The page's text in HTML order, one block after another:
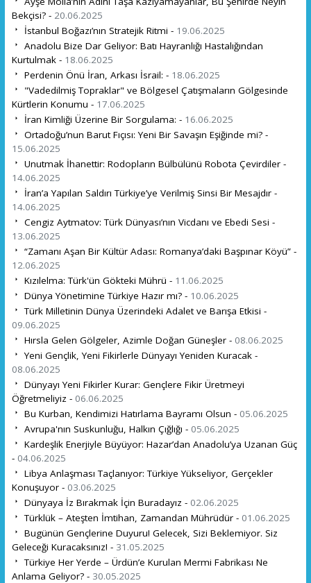
Bekçisi? - 20.06.2025
İstanbul Boğazı’nın Stratejik Ritmi - 19.06.2025
Anadolu Bize Dar Geliyor: Batı Hayranlığı Hastalığından
Kurtulmak - 18.06.2025
Perdenin Önü İran, Arkası İsrail: - 18.06.2025
"Vadedilmiş Topraklar" ve Bölgesel Çatışmaların Gölgesinde
Kürtlerin Konumu - 17.06.2025
İran Kimliği Üzerine Bir Sorgulama: - 16.06.2025
Ortadoğu’nun Barut Fıçısı: Yeni Bir Savaşın Eşiğinde mi? -
15.06.2025
Unutmak İhanettir: Rodopların Bülbülünü Robota Çevirdiler -
14.06.2025
İran’a Yapılan Saldırı Türkiye’ye Verilmiş Sinsi Bir Mesajdır -
14.06.2025
Cengiz Aytmatov: Türk Dünyası’nın Vicdanı ve Ebedi Sesi -
13.06.2025
“Zamanı Aşan Bir Kültür Adası: Romanya’daki Başpınar Köyü” -
12.06.2025
Kızılelma: Türk'ün Gökteki Mührü - 11.06.2025
Dünya Yönetimine Türkiye Hazır mı? - 10.06.2025
Türk Milletinin Dünya Üzerindeki Adalet ve Barışa Etkisi -
09.06.2025
Hırsla Gelen Gölgeler, Azimle Doğan Güneşler - 08.06.2025
Yeni Gençlik, Yeni Fikirlerle Dünyayı Yeniden Kuracak -
08.06.2025
Dünyayı Yeni Fikirler Kurar: Gençlere Fikir Üretmeyi
Öğretmeliyiz - 06.06.2025
Bu Kurban, Kendimizi Hatırlama Bayramı Olsun - 05.06.2025
Avrupa'nın Suskunluğu, Halkın Çığlığı - 05.06.2025
Kardeşlik Enerjiyle Büyüyor: Hazar’dan Anadolu’ya Uzanan Güç
- 04.06.2025
Libya Anlaşması Taçlanıyor: Türkiye Yükseliyor, Gerçekler
Konuşuyor - 03.06.2025
Dünyaya İz Bırakmak İçin Buradayız - 02.06.2025
Türklük – Ateşten İmtihan, Zamandan Mührüdür - 01.06.2025
Bugünün Gençlerine Duyuru! Gelecek, Sizi Beklemiyor. Siz
Geleceği Kuracaksınız! - 31.05.2025
Türkiye Her Yerde – Ürdün’e Kurulan Mermi Fabrikası Ne
Anlama Geliyor? - 30.05.2025